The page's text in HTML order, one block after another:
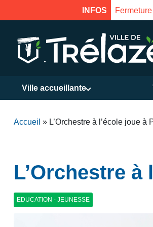
INFOS
Ville accueillante
Accueil » L’Orchestre à l’école joue à
L’Orchestre à
EDUCATION - JEUNESSE